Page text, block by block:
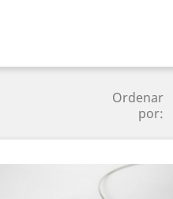
Ordenar
por: